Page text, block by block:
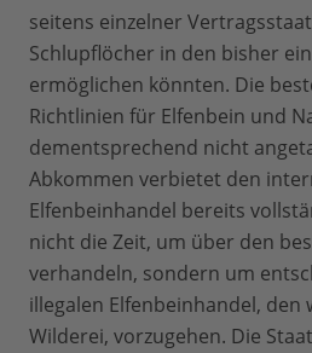
seitens einzelner
Schlupflöcher in den bisher
ermöglichen könnten. Die
Richtlinien für Elfenbein und
dementsprechend nicht
Abkommen verbietet den
Elfenbeinhandel bereits
nicht die Zeit, um über den
verhandeln, sondern um
illegalen Elfenbeinhandel,
Wilderei, vorzugehen. Die